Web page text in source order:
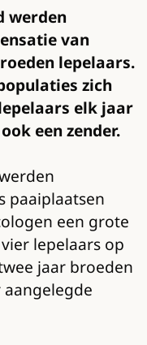
werden
van
lepelaars.
zich
elk jaar
een zender.
paaiplaatsen
een grote
lepelaars op
jaar broeden